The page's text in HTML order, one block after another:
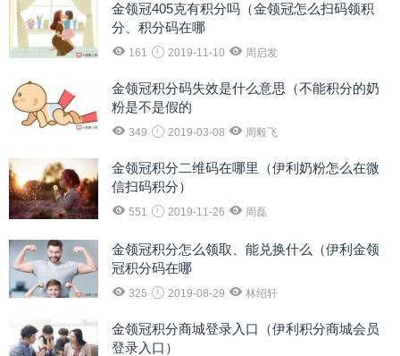
金领冠405克有积分吗（金领冠怎么扫码领积
分、积分码在哪
161 2019-11-10 周启发
金领冠积分码失效是什么意思（不能积分的奶
粉是不是假的
349 2019-03-08 周毅飞
金领冠积分二维码在哪里（伊利奶粉怎么在微
信扫码积分）
551 2019-11-26 周磊
金领冠积分怎么领取、能兑换什么（伊利金领
冠积分码在哪
325 2019-08-29 林绍轩
金领冠积分商城登录入口（伊利积分商城会员
登录入口）